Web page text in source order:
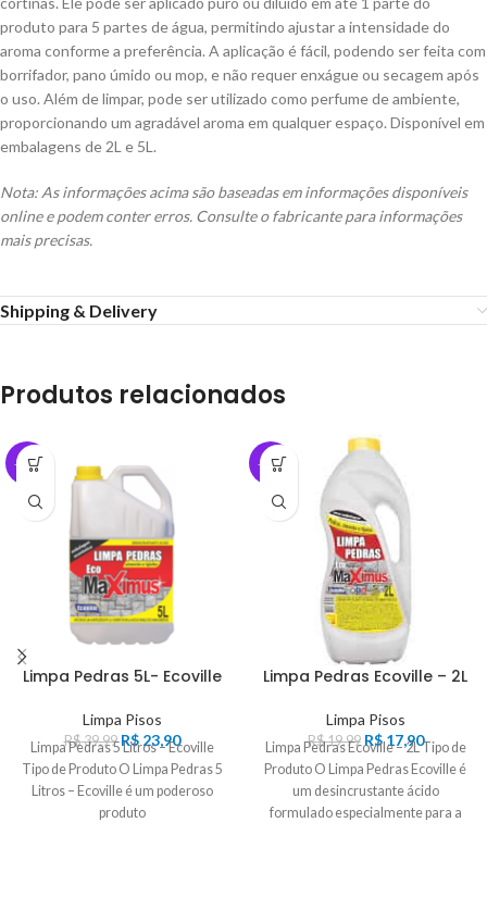
produto para 5 partes de água, permitindo ajustar a intensidade do
aroma conforme a preferência. A aplicação é fácil, podendo ser feita com
borrifador, pano úmido ou mop, e não requer enxágue ou secagem após
o uso. Além de limpar, pode ser utilizado como perfume de ambiente,
proporcionando um agradável aroma em qualquer espaço. Disponível em
embalagens de 2L e 5L.
Nota: As informações acima são baseadas em informações disponíveis
online e podem conter erros. Consulte o fabricante para informações
mais precisas.
Shipping & Delivery
Produtos relacionados
-40%
Limpa Pedras 5L- Ecoville
Limpa Pisos
R$39,99 R$23,90
Limpa Pedras 5 Litros – Ecoville
Tipo de Produto O Limpa Pedras 5
Litros – Ecoville é um poderoso
produto
-10%
Limpa Pedras Ecoville – 2L
Limpa Pisos
R$19,99 R$17,90
Limpa Pedras Ecoville – 2L Tipo de
Produto O Limpa Pedras Ecoville é
um desincrustante ácido
formulado especialmente para a